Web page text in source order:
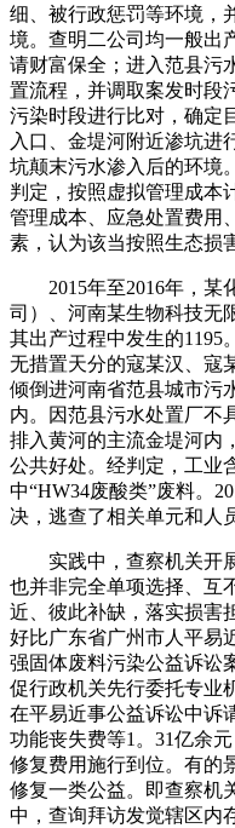
细、被行政惩罚等环境，
境。查明二公司均一般出
请财富保全；进入范县污
置流程，并调取案发时段
污染时段进行比对，确定
入口、金堤河附近渗坑进
坑颠末污水渗入后的环境
判定，按照虚拟管理成本
管理成本、应急处置费用
素，认为该当按照生态损
2015年至2016年，某
司）、河南某生物科技无
其出产过程中发生的1195
无措置天分的寇某汉、寇
倾倒进河南省范县城市污
内。因范县污水处置厂不
排入黄河的主流金堤河内
公共好处。经判定，工业
中“HW34废酸类”废料。
决，逃查了相关单元和人
实践中，查察机关开展
也并非完全单项选择、互
近、彼此补缺，落实损害
好比广东省广州市人平易
强固体废料污染公益诉讼
促行政机关先行委托专业
在平易近事公益诉讼中诉
功能丧失费等1。31亿余
修复费用施行到位。有的
修复一类公益。即查察机
中，查询拜访发觉辖区内